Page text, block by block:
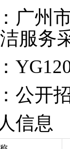
广州
服务
公开
信息